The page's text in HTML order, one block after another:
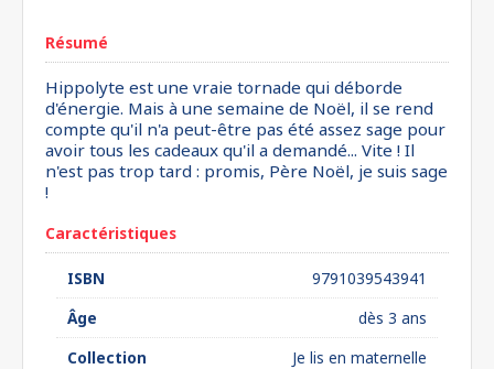
Résumé
Hippolyte est une vraie tornade qui déborde
d'énergie. Mais à une semaine de Noël, il se rend
compte qu'il n'a peut-être pas été assez sage pour
avoir tous les cadeaux qu'il a demandé... Vite ! Il
n'est pas trop tard : promis, Père Noël, je suis sage
!
Caractéristiques
ISBN
9791039543941
Âge
dès 3 ans
Collection
Je lis en maternelle